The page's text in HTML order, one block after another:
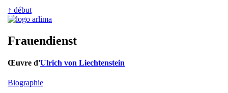
↑ début
Frauendienst
Œuvre d'Ulrich von Liechtenstein
Biographie